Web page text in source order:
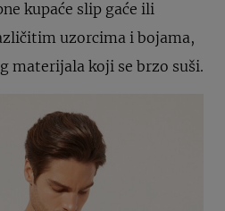
kupaće slip gaće ili
uzorcima i bojama,
materijala koji se brzo suši.